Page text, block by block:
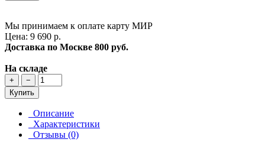
Мы принимаем к оплате карту МИР
Цена: 9 690 р.
Доставка по Москве 800 руб.
На складе
+
−
Купить
Описание
Характеристики
Отзывы (0)